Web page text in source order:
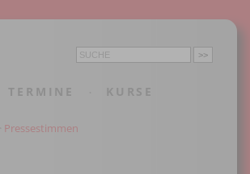
TERMINE KURSE
Pressestimmen